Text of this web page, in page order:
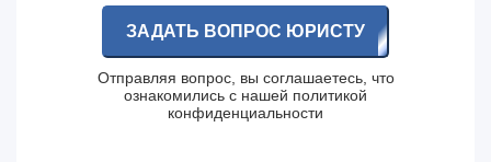
ЗАДАТЬ ВОПРОС ЮРИСТУ
Отправляя вопрос, вы соглашаетесь, что
ознакомились с нашей политикой
конфиденциальности